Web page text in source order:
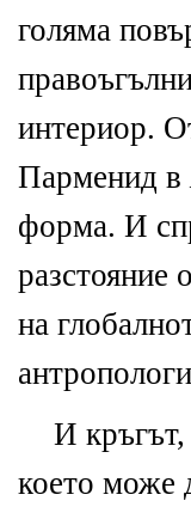
голяма
интериор.
Парменид в
форма. И
разстояние
на
И кръгът,
което може